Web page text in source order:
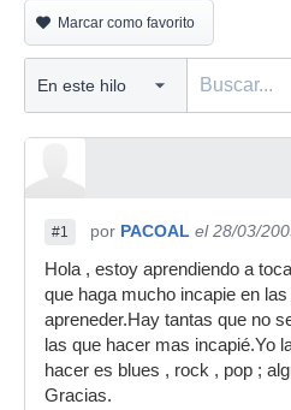
Marcar como favorito
#1 por PACOAL el 28/03/
Hola , estoy aprendiendo a
que haga mucho incapie en
apreneder.Hay tantas que no
las que hacer mas incapié.Yo
hacer es blues , rock , pop ;
Gracias.